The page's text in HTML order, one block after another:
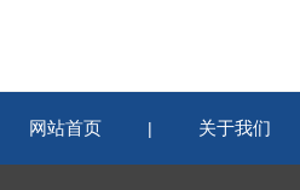
网站首页 | 关于我们